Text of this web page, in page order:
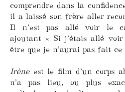
comprendre dans la
il a laissé son frère aller
Il n’est pas allé voir le
ajoutant « Si j’étais allé
être que je n’aurai pas fait ce
Irèneest le film d’un corps
n’a pas lieu, ou plus